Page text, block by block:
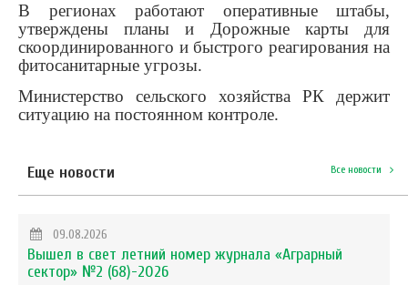
В регионах работают оперативные штабы,
утверждены планы и Дорожные карты для
скоординированного и быстрого реагирования на
фитосанитарные угрозы.
Министерство сельского хозяйства РК держит
ситуацию на постоянном контроле.
Еще новости Все новости
09.08.2026
Вышел в свет летний номер журнала «Аграрный
сектор» №2 (68)-2026